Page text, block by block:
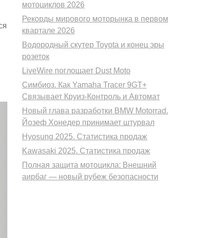
мотоциклов 2026
Рекорды мирового моторынка в первом
квартале 2026
Водородный скутер Toyota и конец эры
розеток
LiveWire поглощает Dust Moto
Симбиоз. Как Yamaha Tracer 9GT+
Связывает Круиз-Контроль и Автомат
Новый глава разработки BMW Motorrad.
Йозеф Хонедер принимает штурвал
Hyosung 2025. Статистика продаж
Kawasaki 2025. Статистика продаж
Полная защита мотоцикла: Внешний
аирбаг — новый рубеж безопасности